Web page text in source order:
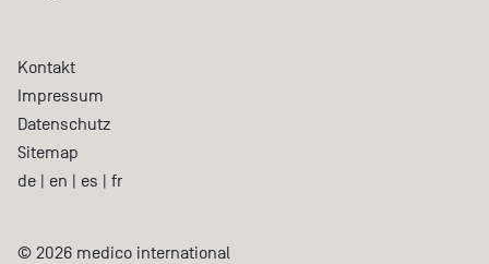
Kontakt
Impressum
Datenschutz
Sitemap
de | en | es | fr
© 2026 medico international